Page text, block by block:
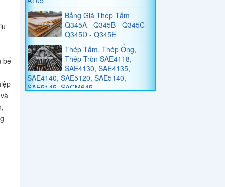
bể
Bảng Giá Thép Tấm
Q345A - Q345B - Q345C -
Q345D - Q345E
Thép Tấm, Thép Ống,
Thép Tròn SAE4118,
SAE4130, SAE4135,
SAE4140, SAE5120, SAE5140,
SAE5145, SACM645
BẢNG GIÁ THÉP ỐNG